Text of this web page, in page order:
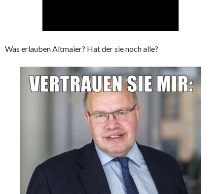
Was erlauben Altmaier? Hat der sie noch alle?